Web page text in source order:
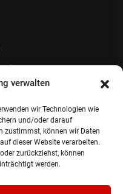
verwalten
wir Technologien wie
und/oder darauf
zustimmst, können wir Daten
dieser Website verarbeiten.
zurückziehst, können
werden.
:-)